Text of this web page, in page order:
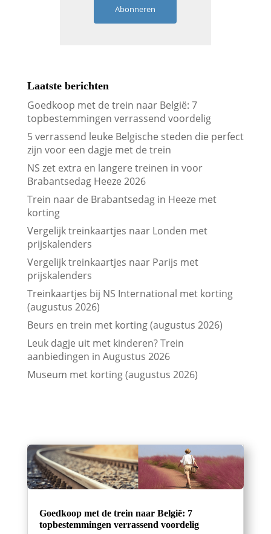
Abonneren
Laatste berichten
Goedkoop met de trein naar België: 7
topbestemmingen verrassend voordelig
5 verrassend leuke Belgische steden die perfect
zijn voor een dagje met de trein
NS zet extra en langere treinen in voor
Brabantsedag Heeze 2026
Trein naar de Brabantsedag in Heeze met
korting
Vergelijk treinkaartjes naar Londen met
prijskalenders
Vergelijk treinkaartjes naar Parijs met
prijskalenders
Treinkaartjes bij NS International met korting
(augustus 2026)
Beurs en trein met korting (augustus 2026)
Leuk dagje uit met kinderen? Trein
aanbiedingen in Augustus 2026
Museum met korting (augustus 2026)
Goedkoop met de trein naar België: 7
topbestemmingen verrassend voordelig